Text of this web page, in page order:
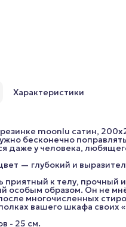
Характеристики
moonlu сатин,
бесконечно
даже у человека,
— глубокий и
приятный к телу,
особым образом. Он не
многочисленных
вашего шкафа своих
- 25 см.